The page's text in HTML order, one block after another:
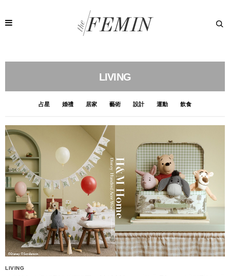
LIVING
占星 婚禮 居家 藝術 設計 運動 飲食
LIVING